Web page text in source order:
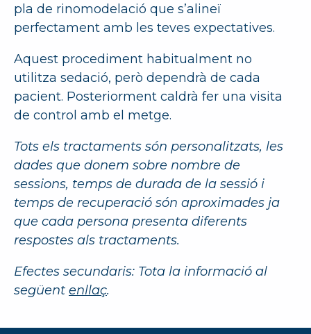
pla de rinomodelació que s’alineï
perfectament amb les teves expectatives.
Aquest procediment habitualment no
utilitza sedació, però dependrà de cada
pacient. Posteriorment caldrà fer una visita
de control amb el metge.
Tots els tractaments són personalitzats, les
dades que donem sobre nombre de
sessions, temps de durada de la sessió i
temps de recuperació són aproximades ja
que cada persona presenta diferents
respostes als tractaments.
Efectes secundaris: Tota la informació al
següent enllaç.